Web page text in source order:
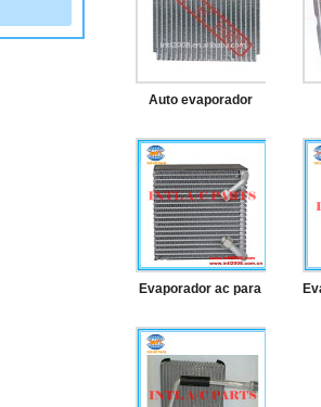
Auto evaporador
Evaporador ac para
tamanho:
235*85*226mm